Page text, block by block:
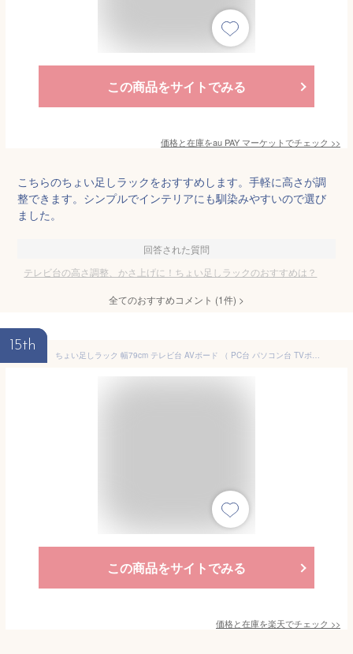
この商品をサイトでみる
価格と在庫をau PAY マーケットでチェック >>
こちらのちょい足しラックをおすすめします。手軽に高さが調
整できます。シンプルでインテリアにも馴染みやすいので選び
ました。
回答された質問
テレビ台の高さ調整、かさ上げに！ちょい足しラックのおすすめは？
全てのおすすめコメント (1件) >
15th
ちょい足しラック 幅79cm テレビ台 AVボード （ PC台 パソコン台 TVボード テレビラック TV台 高さ調整 高さ足し DVDラック テレビボード AVラック シンプル 高さ出し 黒 ホワイト 白 ブラウン ナチュラル ）
この商品をサイトでみる
価格と在庫を楽天でチェック >>